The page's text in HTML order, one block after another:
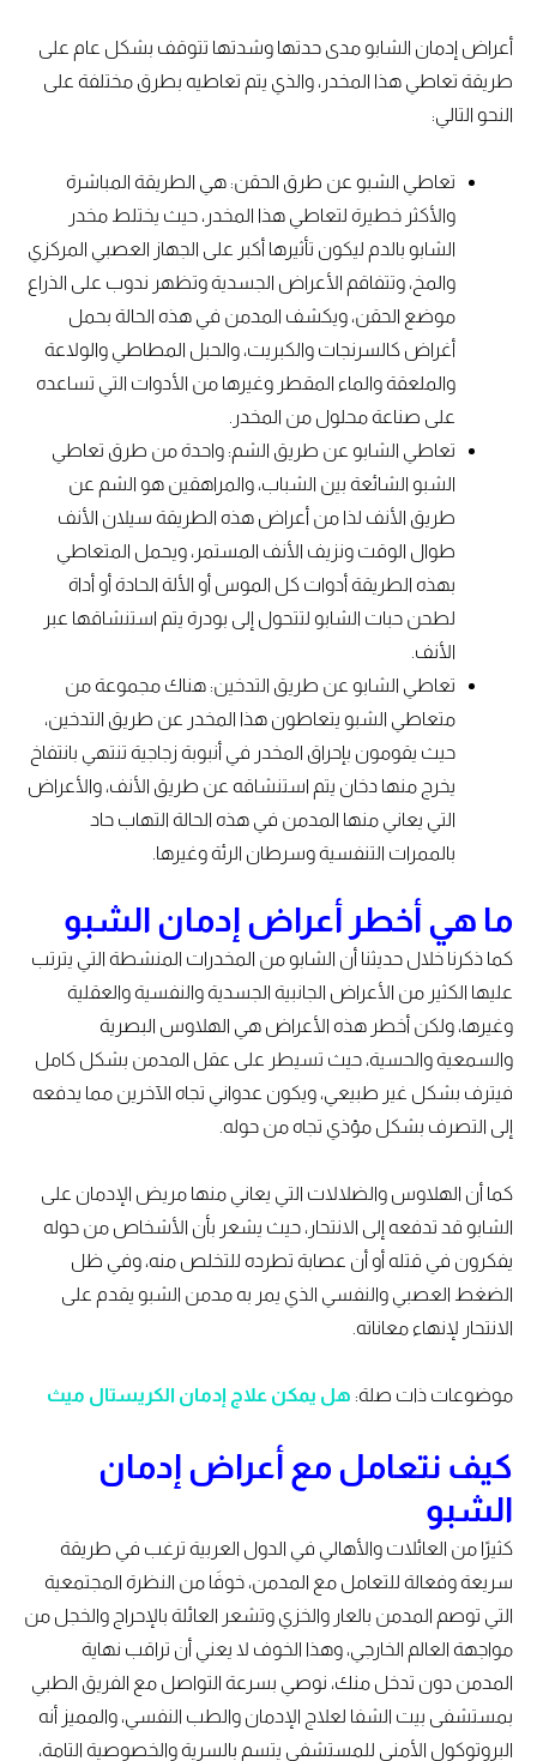
أعراض إدمان الشابو مدى حدتها وشدتها تتوقف بشكل عام على
طريقة تعاطي هذا المخدر، والذي يتم تعاطيه بطرق مختلفة على
النحو التالي:
تعاطي الشبو عن طرق الحقن: هي الطريقة المباشرة
والأكثر خطيرة لتعاطي هذا المخدر، حيث يختلط مخدر
الشابو بالدم ليكون تأثيرها أكبر على الجهاز العصبي المركزي
والمخ، وتتفاقم الأعراض الجسدية وتظهر ندوب على الذراع
موضع الحقن، ويكشف المدمن في هذه الحالة بحمل
أغراض كالسرنجات والكبريت، والحبل المطاطي والولاعة
والملعقة والماء المقطر وغيرها من الأدوات التي تساعده
على صناعة محلول من المخدر.
تعاطي الشابو عن طريق الشم: واحدة من طرق تعاطي
الشبو الشائعة بين الشباب، والمراهقين هو الشم عن
طريق الأنف لذا من أعراض هذه الطريقة سيلان الأنف
طوال الوقت ونزيف الأنف المستمر، ويحمل المتعاطي
بهذه الطريقة أدوات كل الموس أو الألة الحادة أو أداة
لطحن حبات الشابو لتتحول إلى بودرة يتم استنشاقها عبر
الأنف.
تعاطي الشابو عن طريق التدخين: هناك مجموعة من
متعاطي الشبو يتعاطون هذا المخدر عن طريق التدخين،
حيث يقومون بإحراق المخدر في أنبوبة زجاجية تنتهي بانتفاخ
يخرج منها دخان يتم استنشاقه عن طريق الأنف، والأعراض
التي يعاني منها المدمن في هذه الحالة التهاب حاد
بالممرات التنفسية وسرطان الرئة وغيرها.
ما هي أخطر أعراض إدمان الشبو
كما ذكرنا خلال حديثنا أن الشابو من المخدرات المنشطة التي يترتب
عليها الكثير من الأعراض الجانبية الجسدية والنفسية والعقلية
وغيرها، ولكن أخطر هذه الأعراض هي الهلاوس البصرية
والسمعية والحسية، حيث تسيطر على عقل المدمن بشكل كامل
فيترف بشكل غير طبيعي، ويكون عدواني تجاه الآخرين مما يدفعه
إلى التصرف بشكل مؤذي تجاه من حوله.
كما أن الهلاوس والضلالات التي يعاني منها مريض الإدمان على
الشابو قد تدفعه إلى الانتحار، حيث يشعر بأن الأشخاص من حوله
يفكرون في قتله أو أن عصابة تطرده للتخلص منه، وفي ظل
الضغط العصبي والنفسي الذي يمر به مدمن الشبو يقدم على
الانتحار لإنهاء معاناته.
موضوعات ذات صلة:هل يمكن علاج إدمان الكريستال ميث
كيف نتعامل مع أعراض إدمان
الشبو
كثيرًا من العائلات والأهالي في الدول العربية ترغب في طريقة
سريعة وفعالة للتعامل مع المدمن، خوفَا من النظرة المجتمعية
التي توصم المدمن بالعار والخزي وتشعر العائلة بالإحراج والخجل من
مواجهة العالم الخارجي، وهذا الخوف لا يعني أن تراقب نهاية
المدمن دون تدخل منك، نوصي بسرعة التواصل مع الفريق الطبي
بمستشفى بيت الشفا لعلاج الإدمان والطب النفسي، والمميز أنه
البروتوكول الأمني للمستشفى يتسم بالسرية والخصوصية التامة،